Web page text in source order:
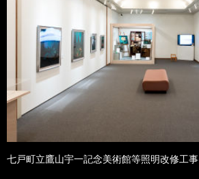
七戸町立鷹山宇一記念美術館等照明改修工事